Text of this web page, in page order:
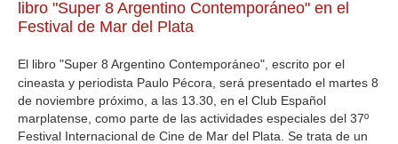
libro "Super 8 Argentino Contemporáneo" en el
Festival de Mar del Plata
El libro "Super 8 Argentino Contemporáneo", escrito por el
cineasta y periodista Paulo Pécora, será presentado el martes 8
de noviembre próximo, a las 13.30, en el Club Español
marplatense, como parte de las actividades especiales del 37º
Festival Internacional de Cine de Mar del Plata. Se trata de un